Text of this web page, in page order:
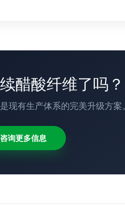
醋酸纤维了吗？
现有生产体系的完美升级方案。
询更多信息